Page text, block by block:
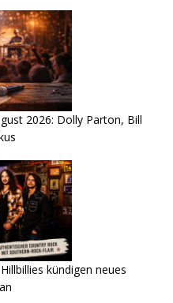
2026: Dolly Parton, Bill
kündigen neues